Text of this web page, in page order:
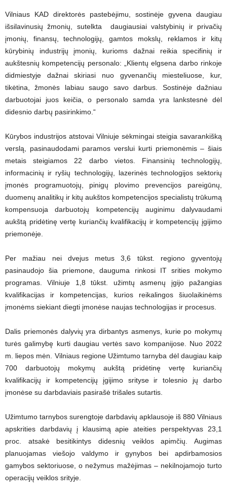
Vilniaus KAD direktorės pastebėjimu, sostinėje gyvena daugiau
išsilavinusių žmonių, sutelkta daugiausiai valstybinių ir privačių
įmonių, finansų, technologijų, gamtos mokslų, reklamos ir kitų
kūrybinių industrijų įmonių, kurioms dažnai reikia specifinių ir
aukštesnių kompetencijų personalo: „Klientų elgsena darbo rinkoje
didmiestyje dažnai skiriasi nuo gyvenančių miesteliuose, kur,
tikėtina, žmonės labiau saugo savo darbus. Sostinėje dažniau
darbuotojai juos keičia, o personalo samda yra lankstesnė dėl
didesnio darbų pasirinkimo.“
Kūrybos industrijos atstovai Vilniuje sėkmingai steigia savarankišką
verslą, pasinaudodami paramos verslui kurti priemonėmis – šiais
metais steigiamos 22 darbo vietos. Finansinių technologijų,
informacinių ir ryšių technologijų, lazerinės technologijos sektorių
įmonės programuotojų, pinigų plovimo prevencijos pareigūnų,
duomenų analitikų ir kitų aukštos kompetencijos specialistų trūkumą
kompensuoja darbuotojų kompetencijų auginimu dalyvaudami
aukštą pridėtinę vertę kuriančių kvalifikacijų ir kompetencijų įgijimo
priemonėje.
Per mažiau nei dvejus metus 3,6 tūkst. regiono gyventojų
pasinaudojo šia priemone, dauguma rinkosi IT srities mokymo
programas. Vilniuje 1,8 tūkst. užimtų asmenų įgijo pažangias
kvalifikacijas ir kompetencijas, kurios reikalingos šiuolaikinėms
įmonėms siekiant diegti įmonėse naujas technologijas ir procesus.
Dalis priemonės dalyvių yra dirbantys asmenys, kurie po mokymų
turės galimybę kurti daugiau vertės savo kompanijose. Nuo 2022
m. liepos mėn. Vilniaus regione Užimtumo tarnyba dėl daugiau kaip
700 darbuotojų mokymų aukštą pridėtinę vertę kuriančių
kvalifikacijų ir kompetencijų įgijimo srityse ir tolesnio jų darbo
įmonėse su darbdaviais pasirašė trišales sutartis.
Užimtumo tarnybos surengtoje darbdavių apklausoje iš 880 Vilniaus
apskrities darbdavių į klausimą apie ateities perspektyvas 23,1
proc. atsakė besitikintys didesnių veiklos apimčių. Augimas
planuojamas viešojo valdymo ir gynybos bei apdirbamosios
gamybos sektoriuose, o nežymus mažėjimas – nekilnojamojo turto
operacijų veiklos srityje.